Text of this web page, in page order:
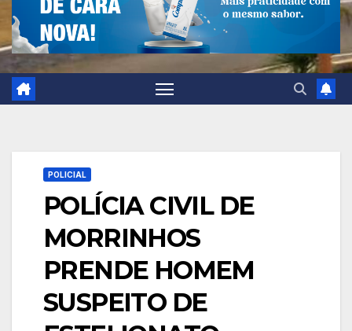
POLICIAL
POLÍCIA CIVIL DE
MORRINHOS
PRENDE HOMEM
SUSPEITO DE